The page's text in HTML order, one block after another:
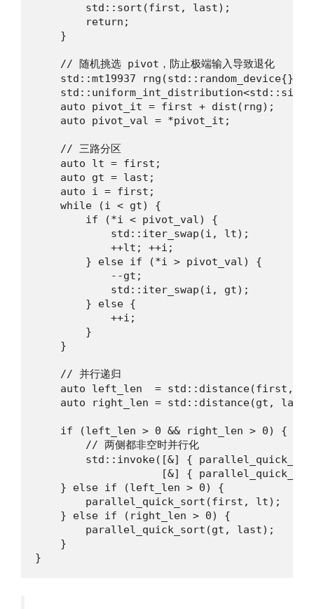
        std::sort(first, last);
        return;
    }
    // 随机挑选 pivot，防止极端输入导致退化
std::mt19937
    auto pivot_it = first + dist(rng);
    auto pivot_val = *pivot_it;
    // 三路分区
    auto lt = first;
    auto gt = last;
    auto i = first;
    while (i < gt) {
        if (*i < pivot_val) {
            std::iter_swap(i, lt);
            ++lt; ++i;
        } else if (*i > pivot_val) {
            --gt;
            std::iter_swap(i, gt);
        } else {
            ++i;
        }
    }
    // 并行递归
auto left_len  = std::distance(first,
auto right_len = std::distance(gt,
    if (left_len > 0 && right_len > 0) {
        // 两侧都非空时并行化
std::invoke([&] {
[&] {
    } else if (left_len > 0) {
        parallel_quick_sort(first, lt);
    } else if (right_len > 0) {
        parallel_quick_sort(gt, last);
    }
}